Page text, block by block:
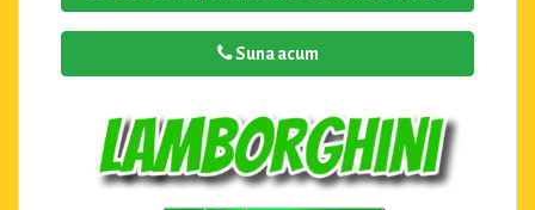
Suna acum